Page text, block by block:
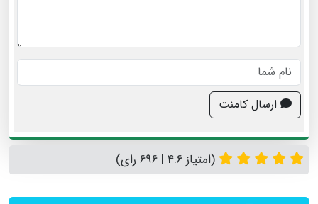
ارسال کامنت
(امتیاز 4.6 | 696 رای)